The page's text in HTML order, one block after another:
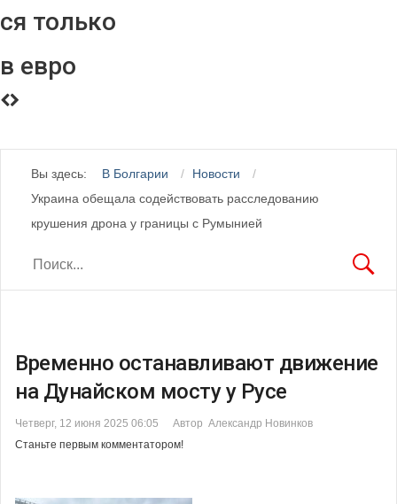
ся только
в евро
Вы здесь: В Болгарии
Новости
Украина обещала содействовать расследованию
крушения дрона у границы с Румынией
Временно останавливают движение
на Дунайском мосту у Русе
Четверг, 12 июня 2025 06:05
Автор Александр Новинков
Станьте первым комментатором!